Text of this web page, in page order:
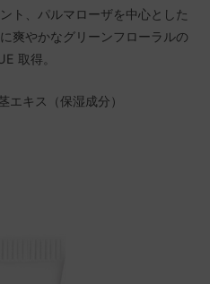
ト、パルマローザを中心とした
爽やかなグリーンフローラルの
取得。
キス（保湿成分）